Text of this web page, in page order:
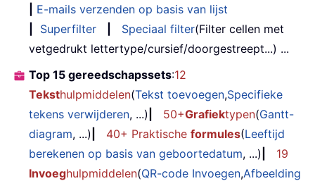
E-mails verzenden op basis van lijst
Superfilter Speciaal filter(Filter cellen met
vetgedrukt lettertype/cursief/doorgestreept...) ...
Top 15 gereedschapssets:12
Teksthulpmiddelen(Tekst toevoegen,Specifieke
tekens verwijderen, ...) 50+Grafiektypen(Gantt-
diagram, ...) 40+ Praktische formules(Leeftijd
berekenen op basis van geboortedatum, ...)
19
Invoeghulpmiddelen(QR-code Invoegen,Afbeelding